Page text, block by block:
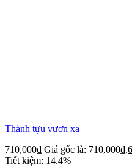
Thành tựu vươn xa
710,000₫ Giá gốc là: 710,000₫.
Tiết kiệm: 14.4%